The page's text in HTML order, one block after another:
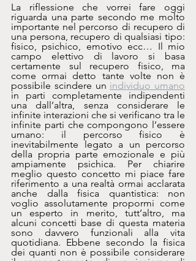
La riflessione che vorrei fare oggi
riguarda una parte secondo me molto
importante nel percorso di recupero di
una persona, recupero di qualsiasi tipo:
fisico, psichico, emotivo ecc… Il mio
campo elettivo di lavoro si basa
certamente sul recupero fisico, ma
come ormai detto tante volte non è
possibile scindere un individuo umano
in parti completamente indipendenti
una dall’altra, senza considerare le
infinite interazioni che si verificano tra le
infinite parti che compongono l’essere
umano: il percorso fisico è
inevitabilmente legato a un percorso
della propria parte emozionale e più
ampiamente psichica. Per chiarire
meglio questo concetto mi piace fare
riferimento a una realtà ormai acclarata
anche dalla fisica quantistica: non
voglio assolutamente propormi come
un esperto in merito, tutt’altro, ma
alcuni concetti base di questa materia
sono davvero funzionali alla vita
quotidiana. Ebbene secondo la fisica
dei quanti non è possibile considerare